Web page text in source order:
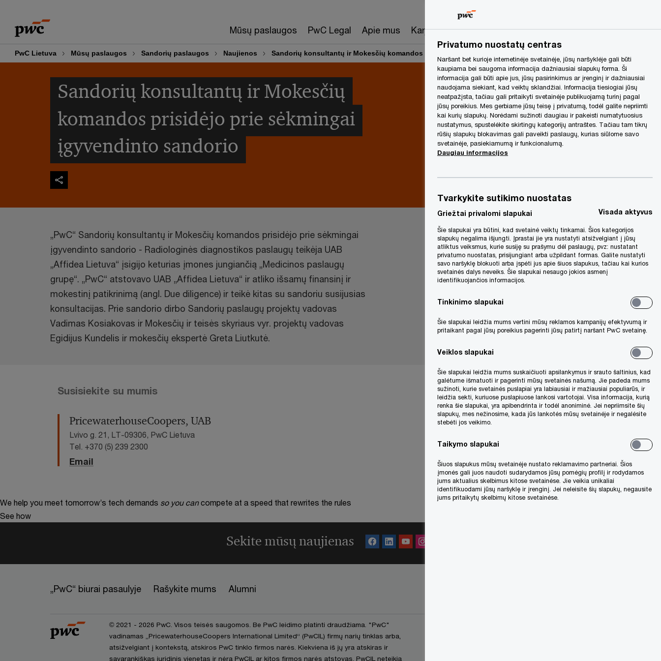
content
footer
Mūsų paslaugos PwC Legal Apie mus Karjera Search
PwC Lietuva Mūsų paslaugos Sandorių paslaugos Naujienos Sandorių konsultantų ir Mokesčių komandos prisidėjo prie sėkmingai įgyvendinto sandorio
Sandorių konsultantų ir Mokesčių
komandos prisidėjo prie sėkmingai
įgyvendinto sandorio
„PwC“ Sandorių konsultantų ir Mokesčių komandos prisidėjo prie sėkmingai
įgyvendinto sandorio - Radiologinės diagnostikos paslaugų teikėja UAB
„Affidea Lietuva“ įsigijo keturias įmones jungiančią „Medicinos paslaugų
grupę“. „PwC“ atstovavo UAB „Affidea Lietuva“ ir atliko išsamų finansinį ir
mokestinį patikrinimą (angl. Due diligence) ir teikė kitas su sandoriu susijusias
konsultacijas. Prie sandorio dirbo Sandorių paslaugų projektų vadovas
Vadimas Kosiakovas ir Mokesčių ir teisės skyriaus vyr. projektų vadovas
Egidijus Kundelis ir mokesčių ekspertė Greta Liutkutė.
Susisiekite su mumis
Pricewa terhouseCoopers, UAB
Lvivo g. 21, LT-09306, PwC Lietuva
Tel. +370 (5) 239 2300
Email
We help you meet tomorrow’s tech demands so you can compete at a speed that rewrites the rules
See how
Sekite mūsų naujienas
„PwC“ biurai pasaulyje Rašykite mums Alumni
© 2021 - 2026 PwC. Visos teisės saugomos. Be PwC leidimo platinti draudžiama. "PwC"
vadinamas „PricewaterhouseCoopers International Limited“ (PwCIL) firmų narių tinklas arba,
atsižvelgiant į kontekstą, atskiros PwC tinklo firmos narės. Kiekviena iš jų yra atskiras ir
savarankiškas juridinis vienetas ir nėra PwCIL ar kitos firmos narės atstovas. PwCIL neteikia
Privatumo nuostatų centras
Naršant bet kurioje internetinėje svetainėje, jūsų naršyklėje gali būti
kaupiama bei saugoma informacija dažniausiai slapukų forma. Ši
informacija gali būti apie jus, jūsų pasirinkimus ar įrenginį ir dažniausiai
naudojama siekiant, kad veiktų sklandžiai. Informacija tiesiogiai jūsų
neatpažįsta, tačiau gali pritaikyti svetainėje publikuojamą turinį pagal
jūsų poreikius. Mes gerbiame jūsų teisę į privatumą, todėl galite nepriimti
kai kurių slapukų. Norėdami sužinoti daugiau ir pakeisti numatytuosius
nustatymus, spustelėkite skirtingų kategorijų antraštes. Tačiau tam tikrų
rūšių slapukų blokavimas gali paveikti paslaugų, kurias siūlome savo
svetainėje, pasiekiamumą ir funkcionalumą.
Daugiau informacijos
Tvarkykite sutikimo nuostatas
Griežtai privalomi slapukai Visada aktyvus
Šie slapukai yra būtini, kad svetainė veiktų tinkamai. Šios kategorijos
slapukų negalima išjungti. Įprastai jie yra nustatyti atsižvelgiant į jūsų
atliktus veiksmus, kurie susiję su prašymu dėl paslaugų, pvz: nustatant
privatumo nuostatas, prisijungiant arba užpildant formas. Galite nustatyti
savo naršyklę blokuoti arba įspėti jus apie šiuos slapukus, tačiau kai kurios
svetainės dalys neveiks. Šie slapukai nesaugo jokios asmenį
identifikuojančios informacijos.
Tinkinimo slapukai
Šie slapukai leidžia mums vertini mūsų reklamos kampanijų efektyvumą ir
pritaikant pagal jūsų poreikius pagerinti jūsų patirtį naršant PwC svetainę.
Veiklos slapukai
Šie slapukai leidžia mums suskaičiuoti apsilankymus ir srauto šaltinius, kad
galėtume išmatuoti ir pagerinti mūsų svetainės našumą. Jie padeda mums
sužinoti, kurie svetainės puslapiai yra labiausiai ir mažiausiai populiarūs, ir
leidžia sekti, kuriuose puslapiuose lankosi vartotojai. Visa informacija, kurią
renka šie slapukai, yra apibendrinta ir todėl anoniminė. Jei nepriimsite šių
slapukų, mes nežinosime, kada jūs lankotės mūsų svetainėje ir negalėsite
stebėti jos veikimo.
Taikymo slapukai
Šiuos slapukus mūsų svetainėje nustato reklamavimo partneriai. Šios
įmonės gali juos naudoti sudarydamos jūsų pomėgių profilį ir rodydamos
jums aktualius skelbimus kitose svetainėse. Jie veikia unikaliai
identifikuodami jūsų naršyklę ir įrenginį. Jei neleisite šių slapukų, negausite
jums pritaikytų skelbimų kitose svetainėse.